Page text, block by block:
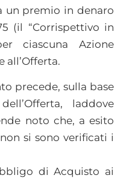
un premio in denaro
(il “Corrispettivo in
ciascuna Azione
all’Offerta.
precede, sulla base
laddove
noto che, a esito
si sono verificati i
di Acquisto ai